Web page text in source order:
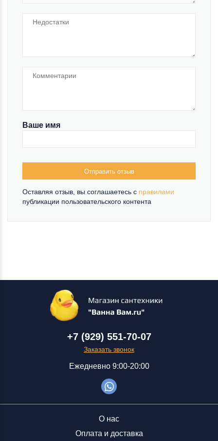
Ваше имя
Отправить отзыв
Оставляя отзыв, вы соглашаетесь c правилами
публикации пользовательского контента
+7 (929) 551-70-07
Заказать звонок
Ежедневно 9:00-20:00
О нас
Оплата и доставка